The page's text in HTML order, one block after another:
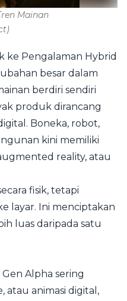
Mainan
ke Pengalaman Hybrid
besar dalam
berdiri sendiri
produk dirancang
Boneka, robot,
kini memiliki
reality, atau
fisik, tetapi
layar. Ini menciptakan
luas daripada satu
Alpha sering
atau animasi digital,